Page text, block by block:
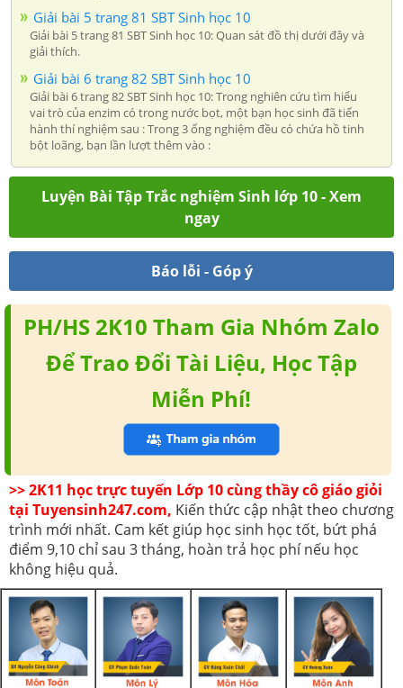
Giải bài 5 trang 81 SBT Sinh học 10
Giải bài 5 trang 81 SBT Sinh học 10: Quan sát đồ thị dưới đây và
giải thích.
Giải bài 6 trang 82 SBT Sinh học 10
Giải bài 6 trang 82 SBT Sinh học 10: Trong nghiên cứu tìm hiểu
vai trò của enzim có trong nước bọt, một bạn học sinh đã tiến
hành thí nghiệm sau : Trong 3 ống nghiệm đều có chứa hồ tinh
bột loãng, bạn lần lượt thêm vào :
Luyện Bài Tập Trắc nghiệm Sinh lớp 10 - Xem
ngay
Báo lỗi - Góp ý
PH/HS 2K10 Tham Gia Nhóm Zalo
Để Trao Đổi Tài Liệu, Học Tập
Miễn Phí!
>> 2K11 học trực tuyến Lớp 10 cùng thầy cô giáo giỏi
tại Tuyensinh247.com, Kiến thức cập nhật theo chương
trình mới nhất. Cam kết giúp học sinh học tốt, bứt phá
điểm 9,10 chỉ sau 3 tháng, hoàn trả học phí nếu học
không hiệu quả.